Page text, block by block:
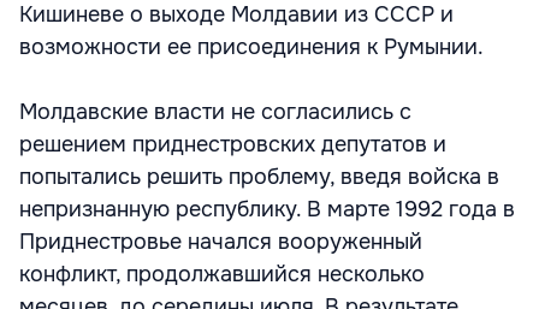
Кишиневе о выходе Молдавии из СССР и
возможности ее присоединения к Румынии.
Молдавские власти не согласились с
решением приднестровских депутатов и
попытались решить проблему, введя войска в
непризнанную республику. В марте 1992 года в
Приднестровье начался вооруженный
конфликт, продолжавшийся несколько